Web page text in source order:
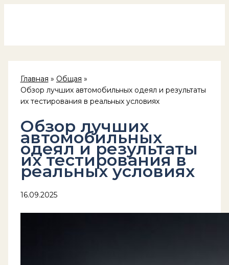
Главная
Общая
Обзор лучших автомобильных одеял и результаты
их тестирования в реальных условиях
Обзор лучших
автомобильных
одеял и результаты
их тестирования в
реальных условиях
16.09.2025